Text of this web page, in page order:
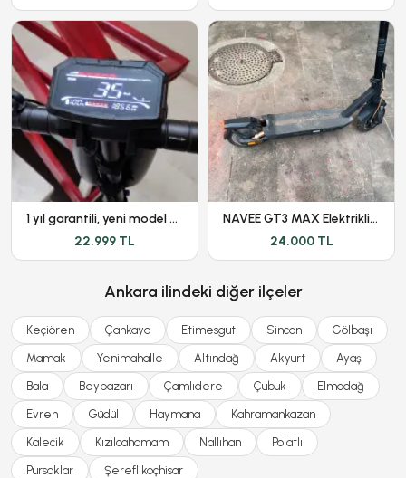
1 yıl garantili, yeni model Onvo ov-012 scooter
22.999 TL
NAVEE GT3 MAX Elektrikli Scooter 1000W 75 KM Menzil
24.000 TL
Ankara ilindeki diğer ilçeler
Keçiören Çankaya Etimesgut Sincan Gölbaşı
Mamak Yenimahalle Altındağ Akyurt Ayaş
Bala Beypazarı Çamlıdere Çubuk Elmadağ
Evren Güdül Haymana Kahramankazan
Kalecik Kızılcahamam Nallıhan Polatlı
Pursaklar Şereflikoçhisar